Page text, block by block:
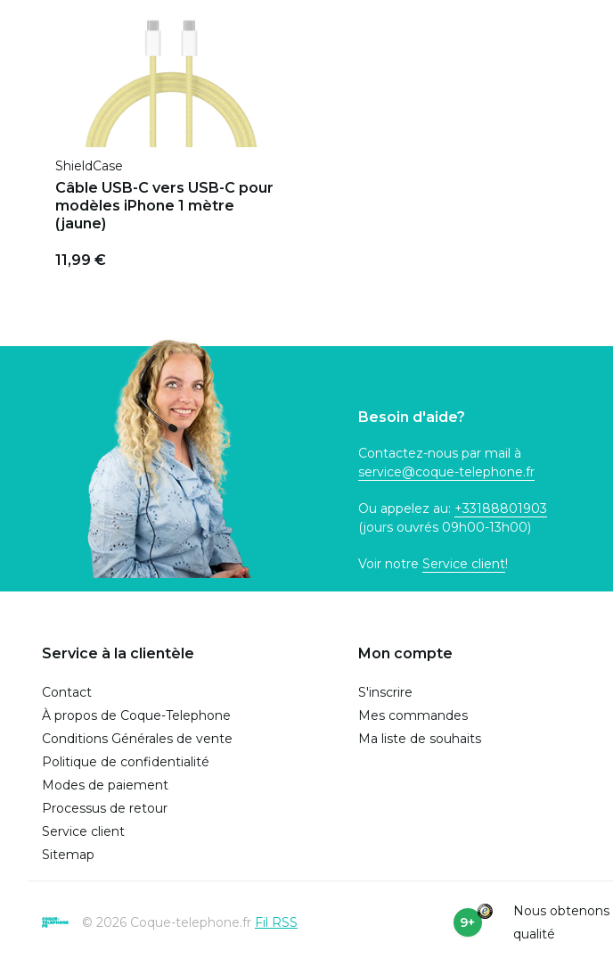
ShieldCase
Câble USB-C vers USB-C pour
modèles iPhone 1 mètre
(jaune)
11,99 €
Besoin d'aide?
Contactez-nous par mail à
service@coque-telephone.fr
Ou appelez au: +33188801903
(jours ouvrés 09h00-13h00)
Voir notre Service client!
Service à la clientèle
Contact
À propos de Coque-Telephone
Conditions Générales de vente
Politique de confidentialité
Modes de paiement
Processus de retour
Service client
Sitemap
Mon compte
S'inscrire
Mes commandes
Ma liste de souhaits
© 2026 Coque-telephone.fr Fil RSS 9+
Nous obtenons
qualité